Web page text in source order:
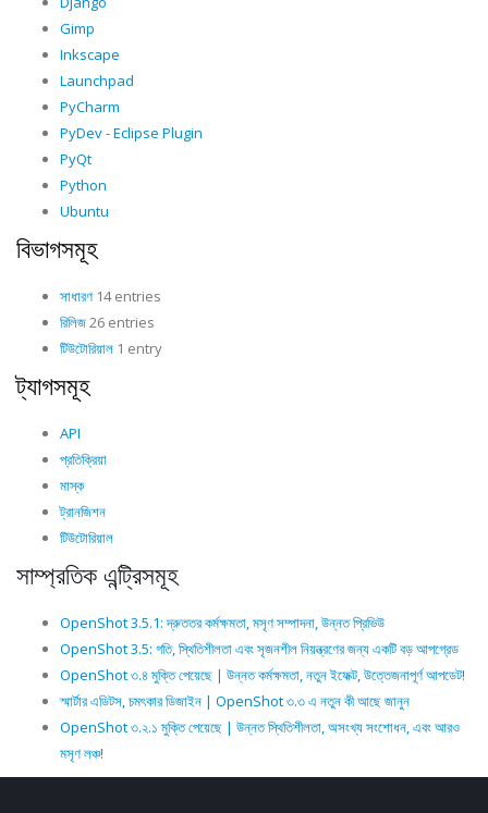
Gimp
Inkscape
Launchpad
PyCharm
PyDev - Eclipse Plugin
PyQt
Python
Ubuntu
বিভাগসমূহ
সাধারণ 14 entries
রিলিজ26 entries
টিউটোরিয়াল 1 entry
ট্যাগসমূহ
API
প্রতিক্রিয়া
মাস্ক
ট্রানজিশন
টিউটোরিয়াল
সাম্প্রতিক এন্ট্রিসমূহ
OpenShot 3.5.1: দ্রুততর কর্মক্ষমতা, মসৃণ সম্পাদনা, উন্নত প্রিভিউ
OpenShot 3.5: গতি, স্থিতিশীলতা এবং সৃজনশীল নিয়ন্ত্রণের জন্য একটি বড় আপগ্রেড
OpenShot ৩.৪ মুক্তি পেয়েছে | উন্নত কর্মক্ষমতা, নতুন ইফেক্ট, উত্তেজনাপূর্ণ আপডেট!
স্মার্টার এডিটস, চমৎকার ডিজাইন | OpenShot ৩.৩ এ নতুন কী আছে জানুন
OpenShot ৩.২.১ মুক্তি পেয়েছে | উন্নত স্থিতিশীলতা, অসংখ্য সংশোধন, এবং আরও
মসৃণ লঞ্চ!